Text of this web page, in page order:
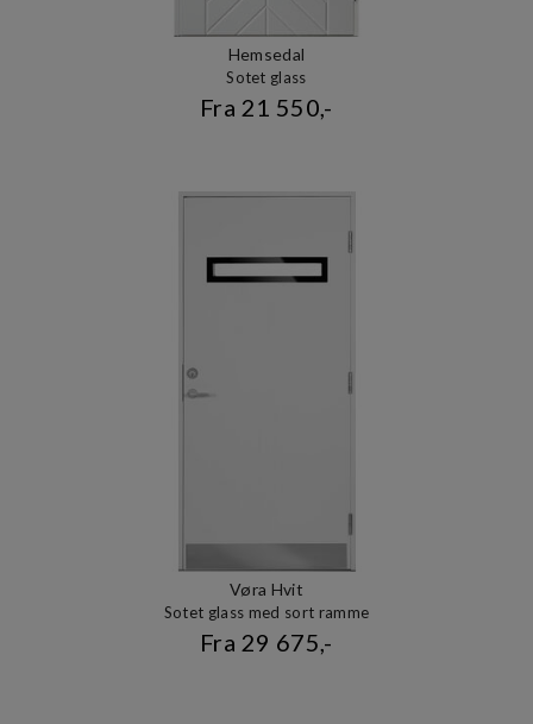
Hemsedal
Sotet glass
Fra 21 550,-
Vøra Hvit
Sotet glass med sort ramme
Fra 29 675,-